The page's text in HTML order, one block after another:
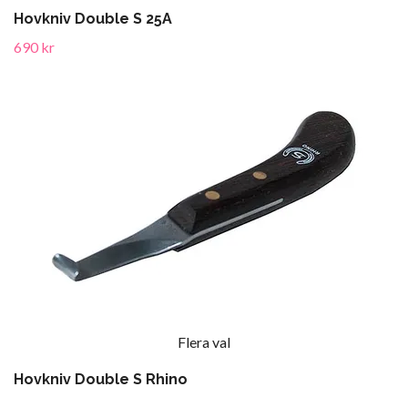
Hovkniv Double S 25A
690 kr
Flera val
Hovkniv Double S Rhino